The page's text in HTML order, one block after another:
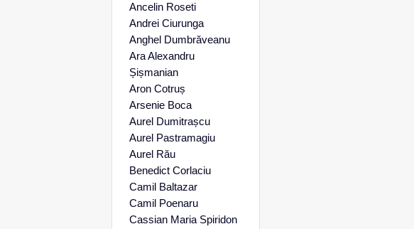
Ancelin Roseti
Andrei Ciurunga
Anghel Dumbrăveanu
Ara Alexandru
Șișmanian
Aron Cotruș
Arsenie Boca
Aurel Dumitrașcu
Aurel Pastramagiu
Aurel Rău
Benedict Corlaciu
Camil Baltazar
Camil Poenaru
Cassian Maria Spiridon